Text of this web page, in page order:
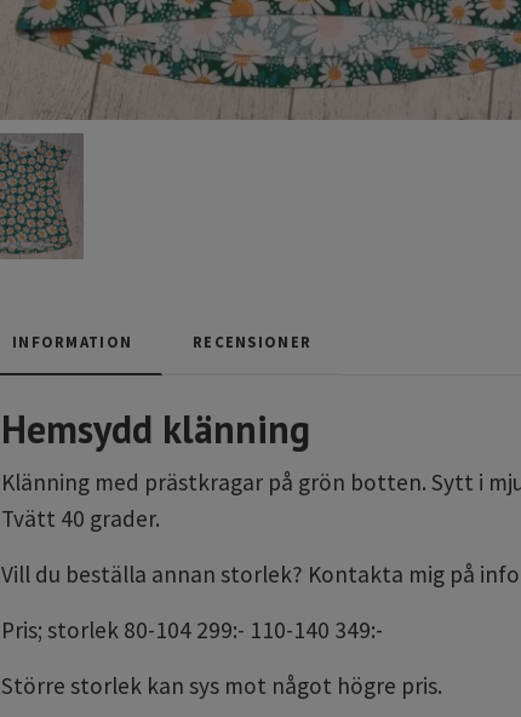
INFORMATION RECENSIONER
Hemsydd klänning
Klänning med prästkragar på grön botten. Sytt i
Tvätt 40 grader.
Vill du beställa annan storlek? Kontakta mig på
Pris; storlek 80-104 299:- 110-140 349:-
Större storlek kan sys mot något högre pris.